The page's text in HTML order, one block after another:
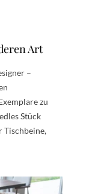
Art
–
zu
Stück
Tischbeine,